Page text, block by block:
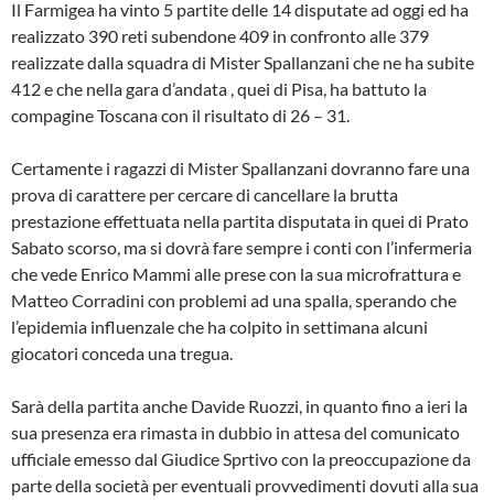
Il Farmigea ha vinto 5 partite delle 14 disputate ad oggi ed ha
realizzato 390 reti subendone 409 in confronto alle 379
realizzate dalla squadra di Mister Spallanzani che ne ha subite
412 e che nella gara d’andata , quei di Pisa, ha battuto la
compagine Toscana con il risultato di 26 – 31.
Certamente i ragazzi di Mister Spallanzani dovranno fare una
prova di carattere per cercare di cancellare la brutta
prestazione effettuata nella partita disputata in quei di Prato
Sabato scorso, ma si dovrà fare sempre i conti con l’infermeria
che vede Enrico Mammi alle prese con la sua microfrattura e
Matteo Corradini con problemi ad una spalla, sperando che
l’epidemia influenzale che ha colpito in settimana alcuni
giocatori conceda una tregua.
Sarà della partita anche Davide Ruozzi, in quanto fino a ieri la
sua presenza era rimasta in dubbio in attesa del comunicato
ufficiale emesso dal Giudice Sprtivo con la preoccupazione da
parte della società per eventuali provvedimenti dovuti alla sua